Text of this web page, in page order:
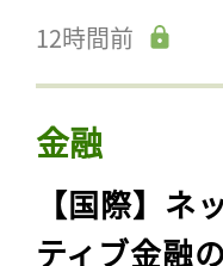
12時間前
金融
【国際】ネ
ティブ金融